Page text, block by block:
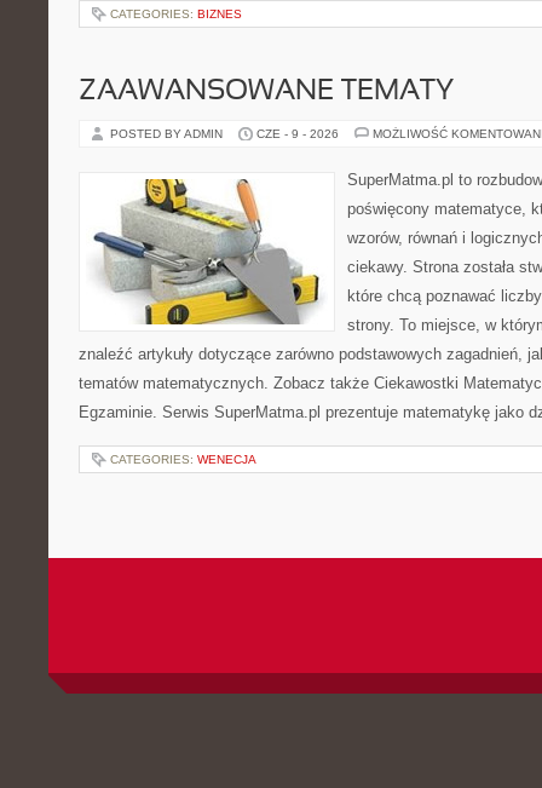
CATEGORIES: BIZNES
ZAAWANSOWANE TEMATY
POSTED BY ADMIN CZE - 9 - 2026 MOŻLIWOŚĆ
SuperMatma.pl to
poświęcony matematyce,
wzorów, równań i
ciekawy. Strona została
które chcą poznawać
strony. To miejsce, w
znaleźć artykuły dotyczące zarówno podstawowych zagadnień,
tematów matematycznych. Zobacz także Ciekawostki
Egzaminie. Serwis SuperMatma.pl prezentuje matematykę jako
CATEGORIES: WENECJA